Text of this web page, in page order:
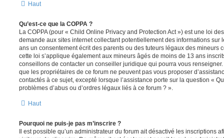
Haut
Qu’est-ce que la COPPA ?
La COPPA (pour « Child Online Privacy and Protection Act ») est une loi
demande aux sites internet collectant potentiellement des informations sur
ans un consentement écrit des parents ou des tuteurs légaux des mineurs
cette loi s’applique également aux mineurs âgés de moins de 13 ans
conseillons de contacter un conseiller juridique qui pourra vous
que les propriétaires de ce forum ne peuvent pas vous proposer
contactés à ce sujet, excepté lorsque l’assistance porte sur la question «
problèmes d’abus ou d’ordres légaux liés à ce forum ? ».
Haut
Pourquoi ne puis-je pas m’inscrire ?
Il est possible qu’un administrateur du forum ait désactivé les inscriptions